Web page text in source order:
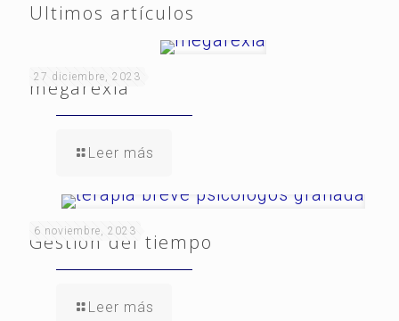
Ultimos artículos
27 diciembre, 2023
megarexia
Leer más
6 noviembre, 2023
Gestión del tiempo
Leer más